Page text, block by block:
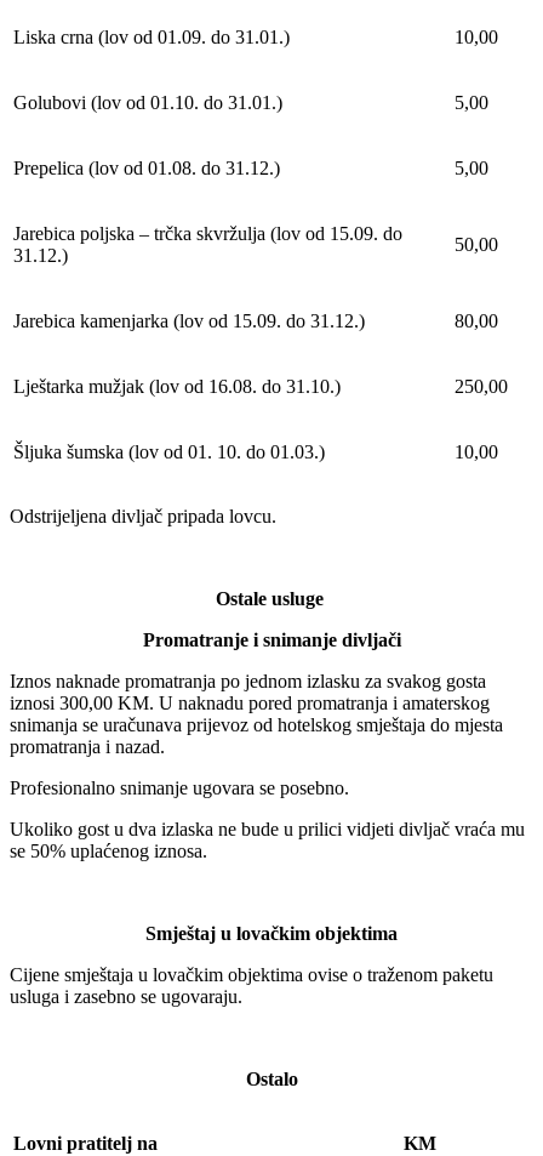
Liska crna (lov od 01.09. do 31.01.) 10,00
Golubovi (lov od 01.10. do 31.01.) 5,00
Prepelica (lov od 01.08. do 31.12.) 5,00
Jarebica poljska – trčka skvržulja (lov od 15.09. do
31.12.)
50,00
Jarebica kamenjarka (lov od 15.09. do 31.12.) 80,00
Lještarka mužjak (lov od 16.08. do 31.10.) 250,00
Šljuka šumska (lov od 01. 10. do 01.03.) 10,00
Odstrijeljena divljač pripada lovcu.
Ostale usluge
Promatranje i snimanje divljači
Iznos naknade promatranja po jednom izlasku za svakog gosta
iznosi 300,00 KM. U naknadu pored promatranja i amaterskog
snimanja se uračunava prijevoz od hotelskog smještaja do mjesta
promatranja i nazad.
Profesionalno snimanje ugovara se posebno.
Ukoliko gost u dva izlaska ne bude u prilici vidjeti divljač vraća mu
se 50% uplaćenog iznosa.
Smještaj u lovačkim objektima
Cijene smještaja u lovačkim objektima ovise o traženom paketu
usluga i zasebno se ugovaraju.
Ostalo
Lovni pratitelj na KM